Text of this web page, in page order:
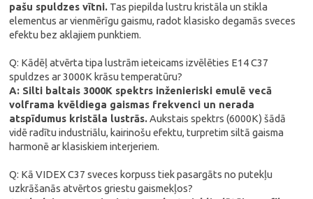
pašu spuldzes vītni. Tas piepilda lustru kristāla un stikla
elementus ar vienmērīgu gaismu, radot klasisko degamās sveces
efektu bez aklajiem punktiem.
Q: Kādēļ atvērta tipa lustrām ieteicams izvēlēties E14 C37
spuldzes ar 3000K krāsu temperatūru?
A: Silti baltais 3000K spektrs inženieriski emulē vecā
volframa kvēldiega gaismas frekvenci un nerada
atspīdumus kristāla lustrās.Aukstais spektrs (6000K) šādā
vidē radītu industriālu, kairinošu efektu, turpretim siltā gaisma
harmonē ar klasiskiem interjeriem.
Q: Kā VIDEX C37 sveces korpuss tiek pasargāts no putekļu
uzkrāšanās atvērtos griestu gaismekļos?